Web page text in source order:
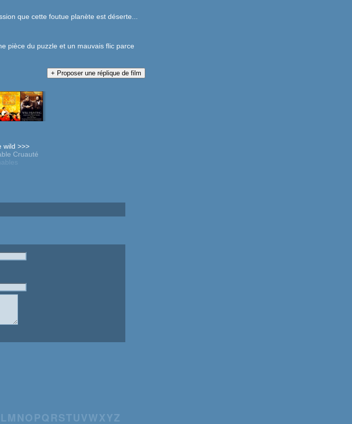
que cette foutue planète est déserte...
pièce du puzzle et un mauvais flic parce
wild >>>
Cruauté
LM NO PQRSTUVWXYZ